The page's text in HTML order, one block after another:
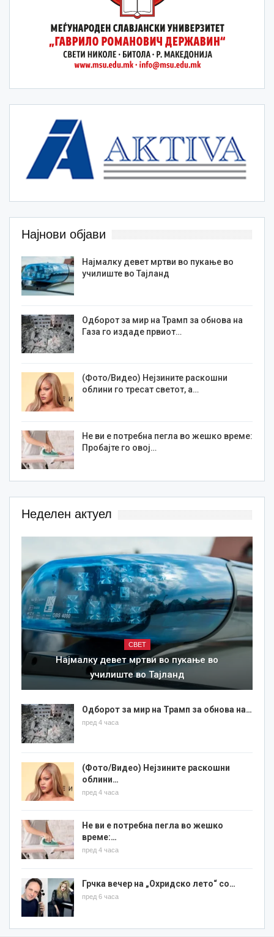
Најнови објави
Најмалку девет мртви во пукање во
училиште во Тајланд
Одборот за мир на Трамп за обнова на
Газа го издаде првиот…
(Фото/Видео) Нејзините раскошни
облини го тресат светот, а…
Не ви е потребна пегла во жешко време:
Пробајте го овој…
Неделен актуел
СВЕТ
Најмалку девет мртви во пукање во
училиште во Тајланд
Одборот за мир на Трамп за обнова на…
пред 4 часа
(Фото/Видео) Нејзините раскошни
облини…
пред 4 часа
Не ви е потребна пегла во жешко
време:…
пред 4 часа
Грчка вечер на „Охридско лето“ со…
пред 6 часа